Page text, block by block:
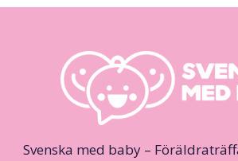
Svenska med baby –